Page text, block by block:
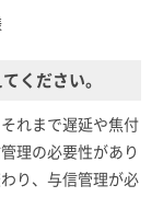
ください。
れまで遅延や焦付
理の必要性があり
り、与信管理が必